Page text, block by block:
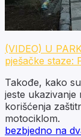
(VIDEO) U
pješačke staze:
Takođe, kako
jeste
korišćenja
motociklom.
bezbjedno na